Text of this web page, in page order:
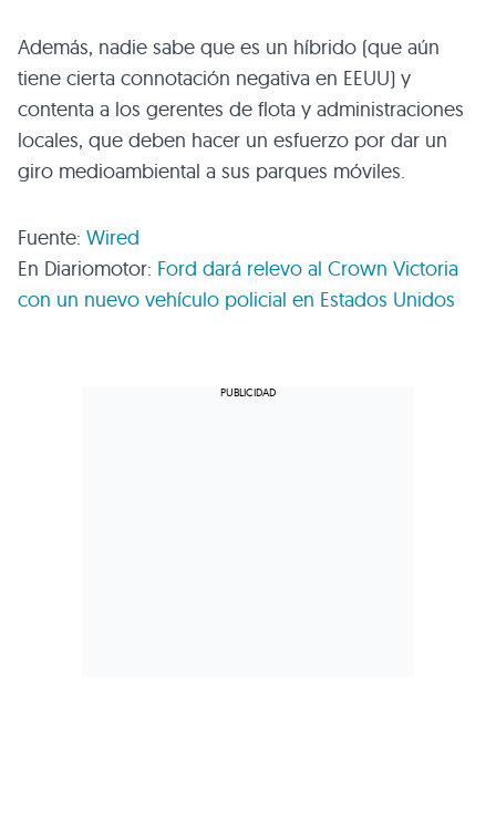
Además, nadie sabe que es un híbrido (que aún
tiene cierta connotación negativa en EEUU) y
contenta a los gerentes de flota y administraciones
locales, que deben hacer un esfuerzo por dar un
giro medioambiental a sus parques móviles.
Fuente: Wired
En Diariomotor: Ford dará relevo al Crown Victoria
con un nuevo vehículo policial en Estados Unidos